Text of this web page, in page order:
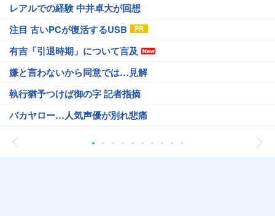
レアルでの経験 中井卓大が回想
注目 古いPCが復活するUSB
有吉「引退時期」について言及
嫌と言わないから同意では…見解
執行猶予つけば御の字 記者指摘
バカヤロー…人気声優が別れ悲痛